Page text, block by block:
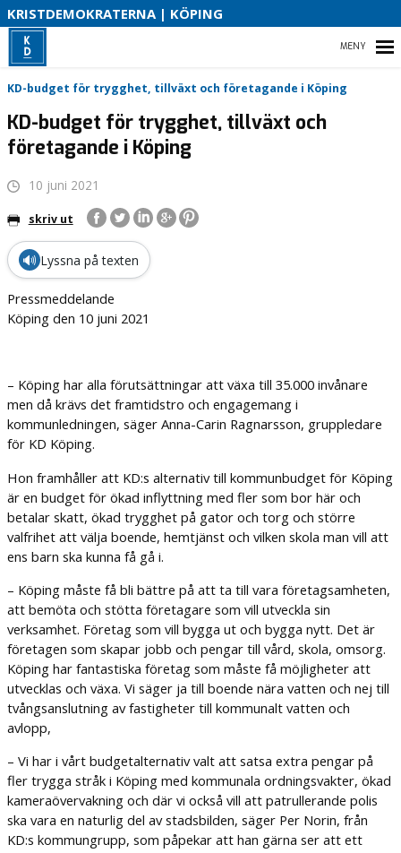
KRISTDEMOKRATERNA | KÖPING
HEM
VÅR VALSEDEL
VÅR PARTIAVDELNING
KOMMUNALRÅDET
KD-budget för trygghet, tillväxt och företagande i Köping
KD-budget för trygghet, tillväxt och
företagande i Köping
10 juni 2021
skriv ut
🔊 Lyssna på texten
Pressmeddelande
Köping den 10 juni 2021
– Köping har alla förutsättningar att växa till 35.000 invånare
men då krävs det framtidstro och engagemang i
kommunledningen, säger Anna-Carin Ragnarsson, gruppledare
för KD Köping.
Hon framhåller att KD:s alternativ till kommunbudget för Köping
är en budget för ökad inflyttning med fler som bor här och
betalar skatt, ökad trygghet på gator och torg och större
valfrihet att välja boende, hemtjänst och vilken skola man vill att
ens barn ska kunna få gå i.
– Köping måste få bli bättre på att ta till vara företagsamheten,
att bemöta och stötta företagare som vill utveckla sin
verksamhet. Företag som vill bygga ut och bygga nytt. Det är
företagen som skapar jobb och pengar till vård, skola, omsorg.
Köping har fantastiska företag som måste få möjligheter att
utvecklas och växa. Vi säger ja till boende nära vatten och nej till
tvångsanslutning av fastigheter till kommunalt vatten och
avlopp,
– Vi har i vårt budgetalternativ valt att satsa extra pengar på
fler trygga stråk i Köping med kommunala ordningsvakter, ökad
kameraövervakning och där vi också vill att patrullerande polis
ska vara en naturlig del av stadsbilden, säger Per Norin, från
KD:s kommungrupp, som påpekar att han gärna ser att ett